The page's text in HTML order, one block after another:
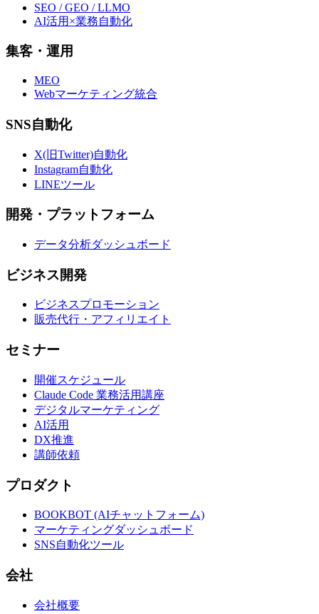
SEO / GEO / LLMO
AI活用×業務自動化
集客・運用
MEO
Webマーケティング統合
SNS自動化
X(旧Twitter)自動化
Instagram自動化
LINEツール
開発・プラットフォーム
データ分析ダッシュボード
ビジネス開発
ビジネスプロモーション
販売代行・アフィリエイト
セミナー
開催スケジュール
Claude Code 業務活用講座
デジタルマーケティング
AI活用
DX推進
講師依頼
プロダクト
BOOKBOT (AIチャットフォーム)
マーケティングダッシュボード
SNS自動化ツール
会社
会社概要